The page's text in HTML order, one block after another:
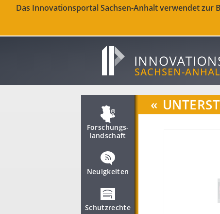
Das Innovationsportal Sachsen-Anhalt verwendet zur
Forschungs­
landschaft
Neuigkeiten
Schutzrechte
«